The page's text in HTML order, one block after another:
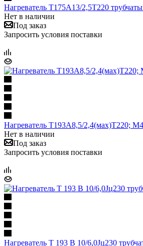
Нагреватель Т175А13/2,5Т220
Нет в наличии
Под заказ
Запросить условия поставки
Нагреватель Т193А8,5/2,4(мах)Т220;
Нет в наличии
Под заказ
Запросить условия поставки
Нагреватель Т 193 В 10/6,0Jц230